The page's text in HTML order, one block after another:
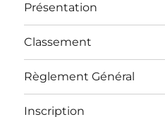
Présentation
Classement
Règlement Général
Inscription